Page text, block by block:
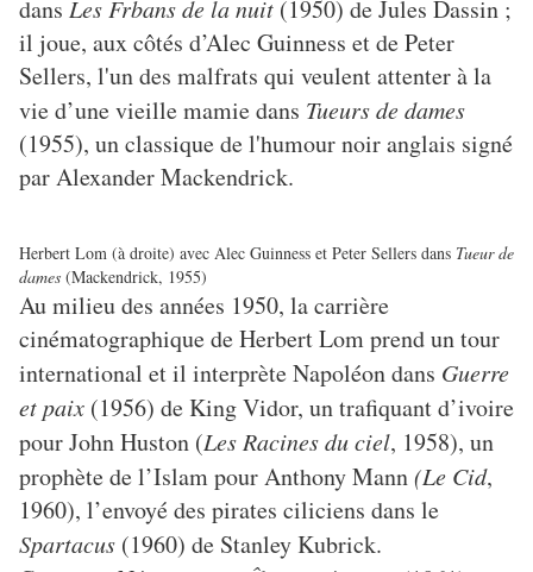
dans Les Frbans de la nuit (1950) de Jules Dassin ;
il joue, aux côtés d’Alec Guinness et de Peter
Sellers, l'un des malfrats qui veulent attenter à la
vie d’une vieille mamie dans Tueurs de dames
(1955), un classique de l'humour noir anglais signé
par Alexander Mackendrick.
Herbert Lom (à droite) avec Alec Guinness et Peter Sellers dans Tueur de
dames (Mackendrick, 1955)
Au milieu des années 1950, la carrière
cinématographique de Herbert Lom prend un tour
international et il interprète Napoléon dans Guerre
et paix (1956) de King Vidor, un trafiquant d’ivoire
pour John Huston (Les Racines du ciel, 1958), un
prophète de l’Islam pour Anthony Mann(Le Cid,
1960), l’envoyé des pirates ciliciens dans le
Spartacus (1960) de Stanley Kubrick.